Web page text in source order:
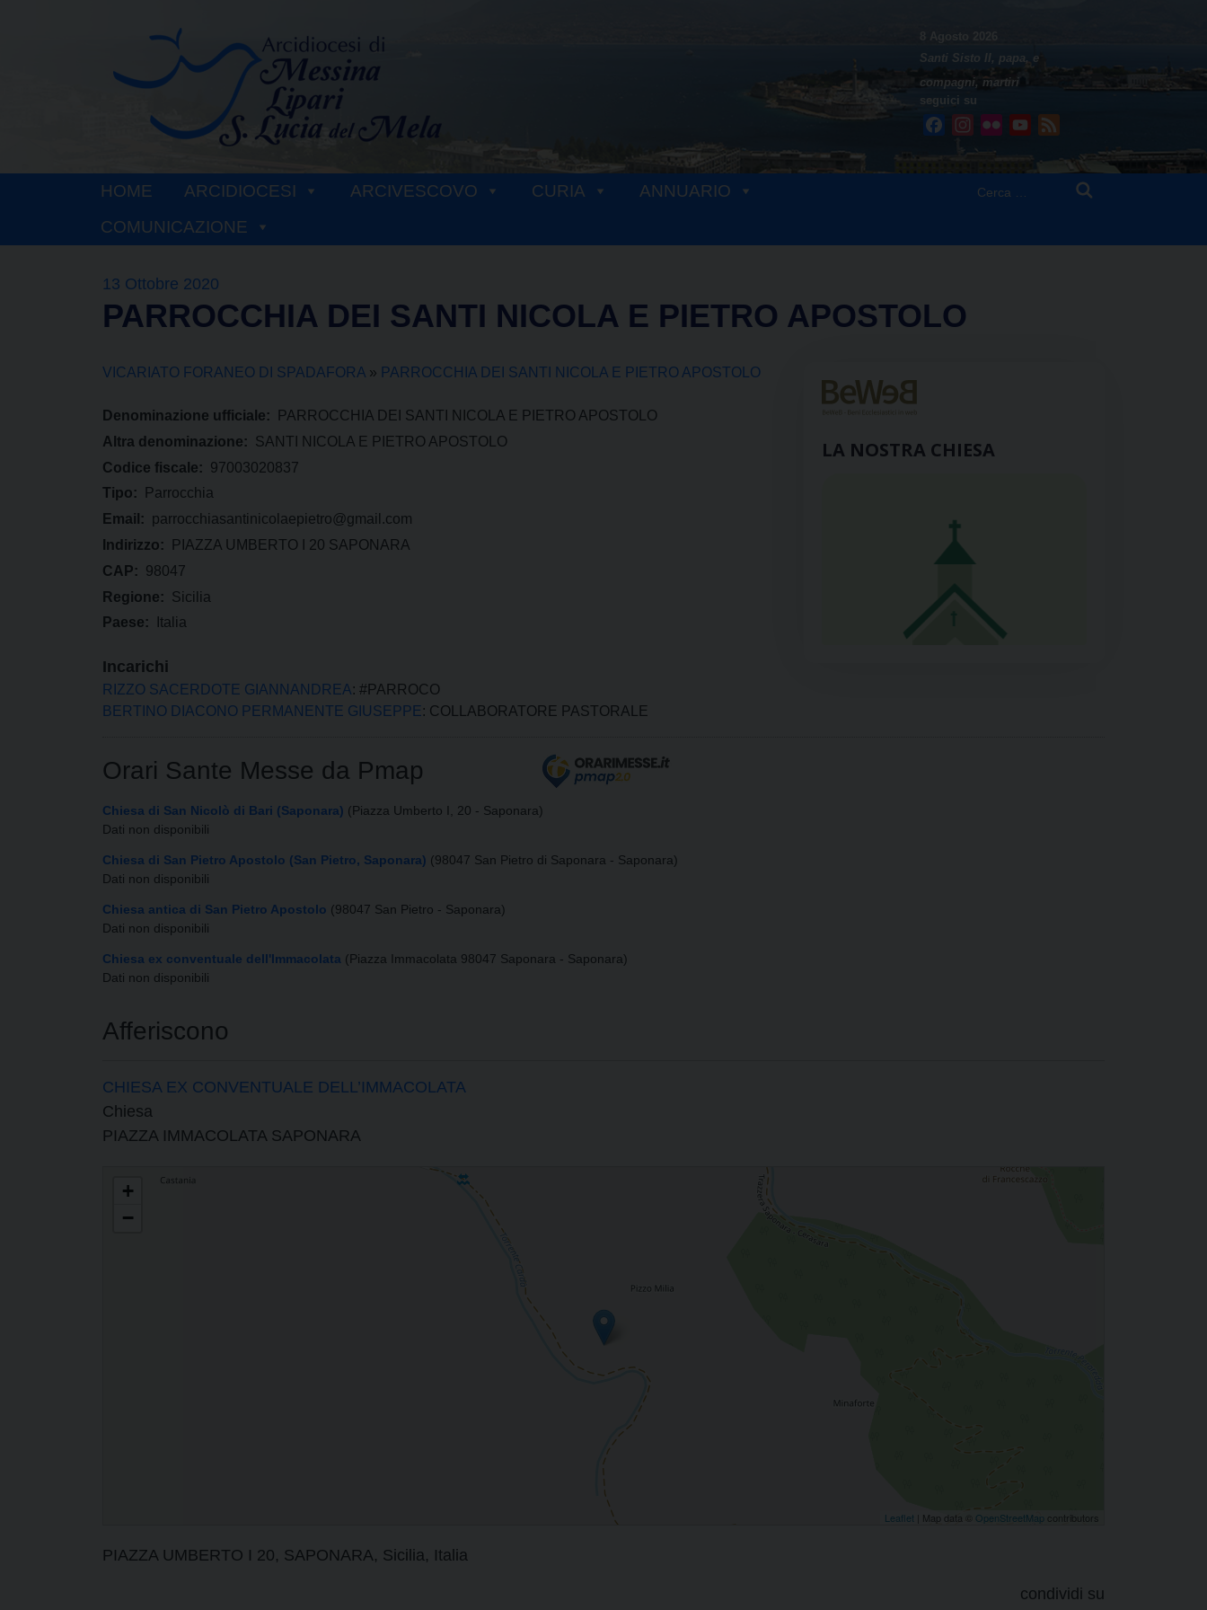
8 Agosto 2026
Santi Sisto II, papa, e
compagni, martiri
seguici su
FacebookInstagram
Flickr YouTube
HOME ARCIDIOCESI ARCIVESCOVO CURIA
ANNUARIO
COMUNICAZIONE
13 Ottobre 2020
PARROCCHIA DEI SANTI NICOLA E PIETRO APOSTOLO
LA NOSTRA CHIESA
VICARIATO FORANEO DI SPADAFORA » PARROCCHIA DEI SANTI NICOLA E PIETRO APOSTOLO
Denominazione ufficiale:
PARROCCHIA DEI SANTI NICOLA E PIETRO APOSTOLO
Altra denominazione: SANTI NICOLA E PIETRO APOSTOLO
Codice fiscale: 97003020837
Tipo:
Parrocchia
Email: parrocchiasantinicolaepietro@gmail.com
Indirizzo:
PIAZZA UMBERTO I 20 SAPONARA
CAP: 98047
Regione: Sicilia
Paese:
Italia
Incarichi
RIZZO SACERDOTE GIANNANDREA: #PARROCO
BERTINO DIACONO PERMANENTE GIUSEPPE: COLLABORATORE PASTORALE
Orari Sante Messe da Pmap
Chiesa di San Nicolò di Bari (Saponara) (Piazza Umberto I, 20 - Saponara)
Dati non disponibili
Chiesa di San Pietro Apostolo (San Pietro, Saponara) (98047 San Pietro di Saponara - Saponara)
Dati non disponibili
Chiesa antica di San Pietro Apostolo (98047 San Pietro - Saponara)
Dati non disponibili
Chiesa ex conventuale dell'Immacolata (Piazza Immacolata 98047 Saponara - Saponara)
Dati non disponibili
Afferiscono
CHIESA EX CONVENTUALE DELL’IMMACOLATA
Chiesa
PIAZZA IMMACOLATA SAPONARA
PARROCCHIA DEI SANTI NICOLA E PIETRO APOSTOLO
+
−
Leaflet | Map data © OpenStreetMap contributors
PIAZZA UMBERTO I 20, SAPONARA, Sicilia, Italia
condividi su